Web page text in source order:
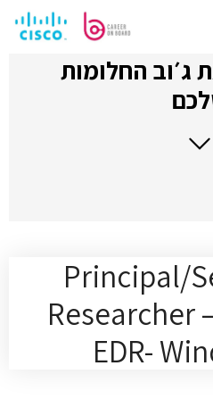
ג׳וב החלומות
Principal/
Researcher
EDR-